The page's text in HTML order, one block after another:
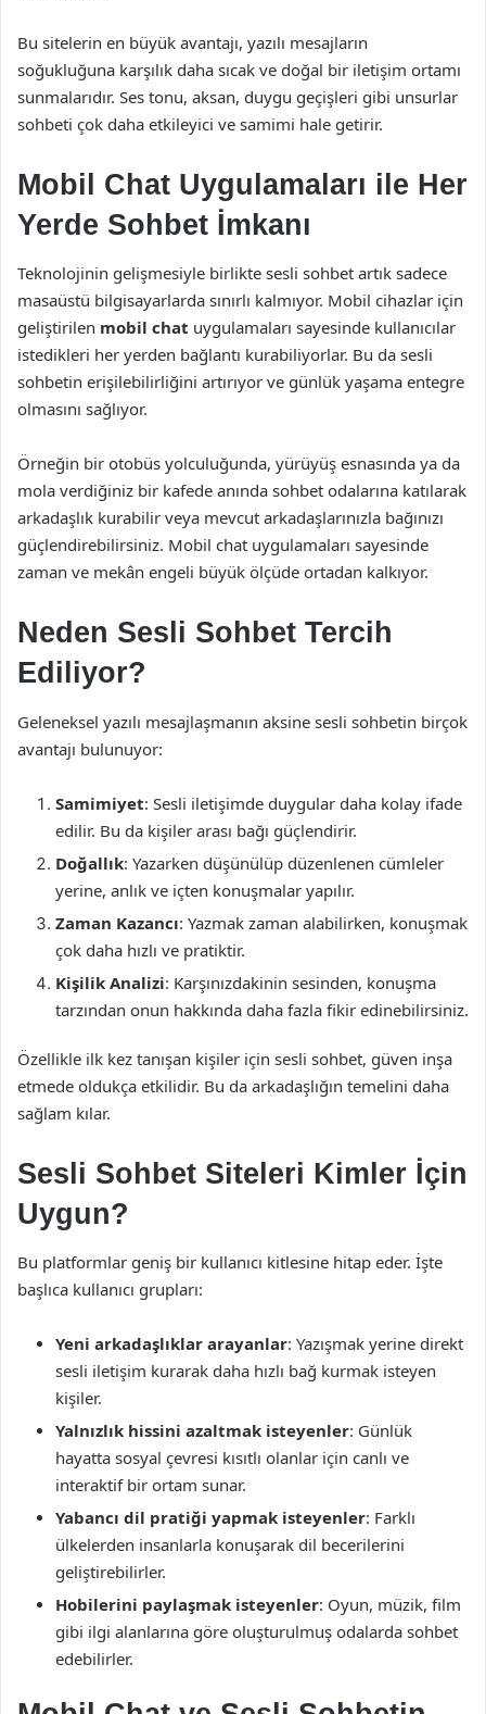
Bu sitelerin en büyük avantajı, yazılı mesajların
soğukluğuna karşılık daha sıcak ve doğal bir iletişim ortamı
sunmalarıdır. Ses tonu, aksan, duygu geçişleri gibi unsurlar
sohbeti çok daha etkileyici ve samimi hale getirir.
Mobil Chat Uygulamaları ile Her
Yerde Sohbet İmkanı
Teknolojinin gelişmesiyle birlikte sesli sohbet artık sadece
masaüstü bilgisayarlarda sınırlı kalmıyor. Mobil cihazlar için
geliştirilen mobil chat uygulamaları sayesinde kullanıcılar
istedikleri her yerden bağlantı kurabiliyorlar. Bu da sesli
sohbetin erişilebilirliğini artırıyor ve günlük yaşama entegre
olmasını sağlıyor.
Örneğin bir otobüs yolculuğunda, yürüyüş esnasında ya da
mola verdiğiniz bir kafede anında sohbet odalarına katılarak
arkadaşlık kurabilir veya mevcut arkadaşlarınızla bağınızı
güçlendirebilirsiniz. Mobil chat uygulamaları sayesinde
zaman ve mekân engeli büyük ölçüde ortadan kalkıyor.
Neden Sesli Sohbet Tercih
Ediliyor?
Geleneksel yazılı mesajlaşmanın aksine sesli sohbetin birçok
avantajı bulunuyor:
Samimiyet: Sesli iletişimde duygular daha kolay ifade
edilir. Bu da kişiler arası bağı güçlendirir.
Doğallık: Yazarken düşünülüp düzenlenen cümleler
yerine, anlık ve içten konuşmalar yapılır.
Zaman Kazancı: Yazmak zaman alabilirken, konuşmak
çok daha hızlı ve pratiktir.
Kişilik Analizi: Karşınızdakinin sesinden, konuşma
tarzından onun hakkında daha fazla fikir edinebilirsiniz.
Özellikle ilk kez tanışan kişiler için sesli sohbet, güven inşa
etmede oldukça etkilidir. Bu da arkadaşlığın temelini daha
sağlam kılar.
Sesli Sohbet Siteleri Kimler İçin
Uygun?
Bu platformlar geniş bir kullanıcı kitlesine hitap eder. İşte
başlıca kullanıcı grupları:
Yeni arkadaşlıklar arayanlar: Yazışmak yerine direkt
sesli iletişim kurarak daha hızlı bağ kurmak isteyen
kişiler.
Yalnızlık hissini azaltmak isteyenler: Günlük
hayatta sosyal çevresi kısıtlı olanlar için canlı ve
interaktif bir ortam sunar.
Yabancı dil pratiği yapmak isteyenler: Farklı
ülkelerden insanlarla konuşarak dil becerilerini
geliştirebilirler.
Hobilerini paylaşmak isteyenler: Oyun, müzik, film
gibi ilgi alanlarına göre oluşturulmuş odalarda sohbet
edebilirler.